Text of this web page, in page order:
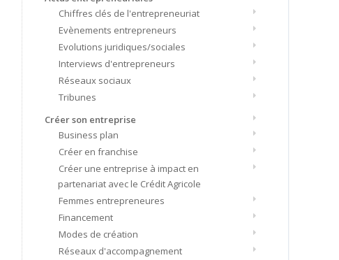
Chiffres clés de l'entrepreneuriat
Evènements entrepreneurs
Evolutions juridiques/sociales
Interviews d'entrepreneurs
Réseaux sociaux
Tribunes
Créer son entreprise
Business plan
Créer en franchise
Créer une entreprise à impact en
partenariat avec le Crédit Agricole
Femmes entrepreneures
Financement
Modes de création
Réseaux d'accompagnement